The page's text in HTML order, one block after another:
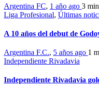
Argentina FC, 1 año ago 3 min
Liga Profesional, Últimas
A 10 años del debut de
Argentina F.C., 5 años ago 1
Independiente Rivadavia
Independiente Rivadavia